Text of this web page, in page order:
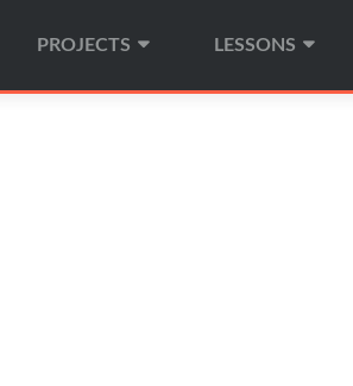
PROJECTS LESSONS